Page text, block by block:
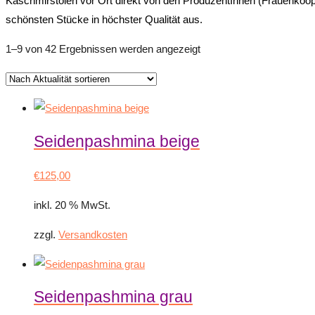
schönsten Stücke in höchster Qualität aus.
1–9 von 42 Ergebnissen werden angezeigtNach
Seidenpashmina beige
€125,00
inkl. 20 % MwSt.
zzgl. Versandkosten
Seidenpashmina grau